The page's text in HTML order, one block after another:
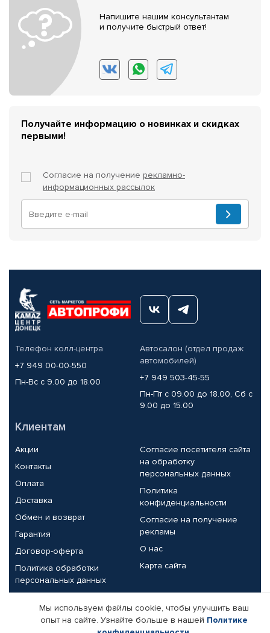
Напишите нашим консультантам
и получите быстрый ответ!
Получайте информацию о новинках и скидках
первыми!
Согласие на получение рекламно-
информационных рассылок
Телефон колл-центра
+7 949 00-00-550
Пн-Вс с 9.00 до 18.00
Автосалон (отдел продаж
автомобилей)
+7 949 503-45-55
Пн-Пт с 09.00 до 18.00, Сб с
9.00 до 15.00
Клиентам
Акции
Контакты
Оплата
Доставка
Обмен и возврат
Гарантия
Договор-оферта
Политика обработки
персональных данных
Согласие посетителя сайта
на обработку
персональных данных
Политика
конфиденциальности
Согласие на получение
рекламы
О нас
Карта сайта
Партнерам
Корпоративным клиентам Реквизиты компании
Мы используем файлы cookie, чтобы улучшить ваш
опыт на сайте. Узнайте больше в нашей Политике